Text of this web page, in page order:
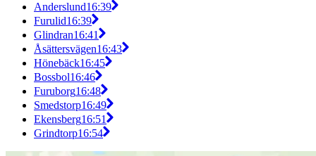
Anderslund16:39
Furulid16:39
Glindran16:41
Åsättersvägen16:43
Hönebäck16:45
Bossbol16:46
Furuborg16:48
Smedstorp16:49
Ekensberg16:51
Grindtorp16:54